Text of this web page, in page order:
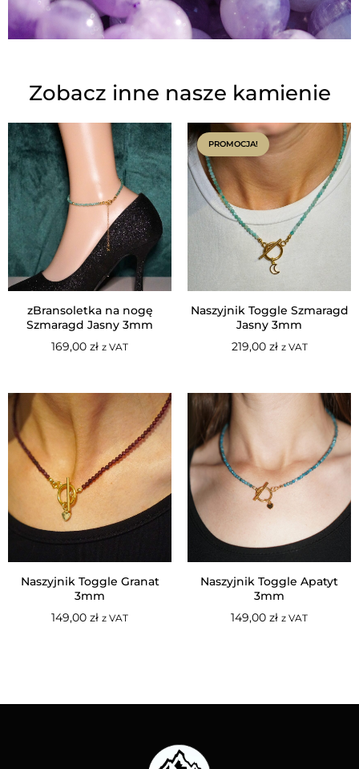
Zobacz inne nasze kamienie
zBransoletka na nogę
Szmaragd Jasny 3mm
169,00 zł z VAT
PROMOCJA!
Naszyjnik Toggle Szmaragd
Jasny 3mm
219,00 zł z VAT
Naszyjnik Toggle Granat
3mm
149,00 zł z VAT
Naszyjnik Toggle Apatyt
3mm
149,00 zł z VAT